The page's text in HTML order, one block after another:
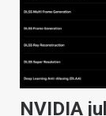
KAUPPA
VAIHDA TEEMA
NVIDIA